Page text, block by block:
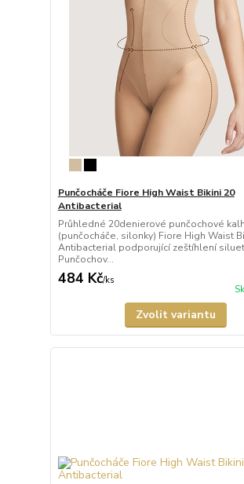
Punčocháče Fiore High Waist Bikini 20
Antibacterial
Průhledné 20denierové punčochové
(punčocháče, silonky) Fiore High Waist
Antibacterial podporující zeštíhlení
Punčochov...
484 Kč/ks
Zvolit variantu